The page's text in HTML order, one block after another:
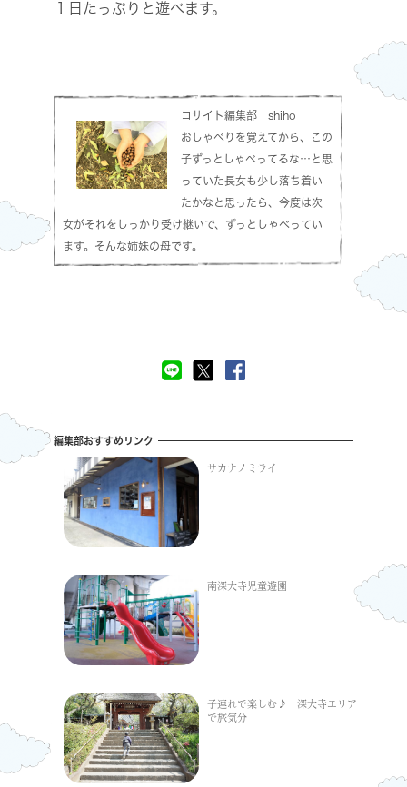
１日たっぷりと遊べます。
コサイト編集部 shiho
おしゃべりを覚えてから、この
子ずっとしゃべってるな…と思
っていた長女も少し落ち着い
たかなと思ったら、今度は次
女がそれをしっかり受け継いで、ずっとしゃべってい
ます。そんな姉妹の母です。
編集部おすすめリンク
サカナノミライ
南深大寺児童遊園
子連れで楽しむ♪ 深大寺エリア
で旅気分